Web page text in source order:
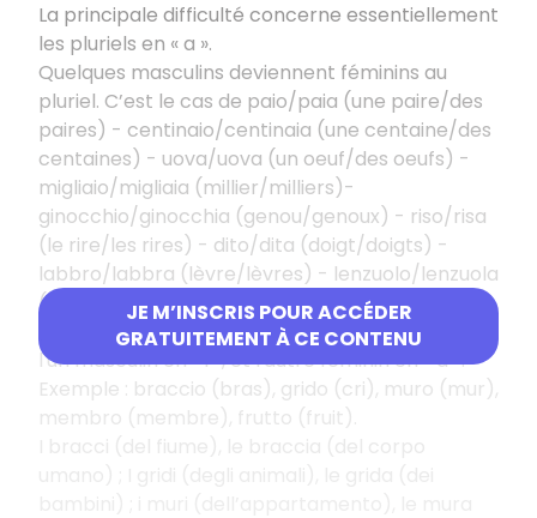
JE M’INSCRIS POUR ACCÉDER
GRATUITEMENT À CE CONTENU
La principale difficulté concerne essentiellement
les pluriels en « a ».
Quelques masculins deviennent féminins au
pluriel. C’est le cas de paio/paia (une paire/des
paires) - centinaio/centinaia (une centaine/des
centaines) - uova/uova (un oeuf/des oeufs) -
migliaio/migliaia (millier/milliers)-
ginocchio/ginocchia (genou/genoux) - riso/risa
(le rire/les rires) - dito/dita (doigt/doigts) -
labbro/labbra (lèvre/lèvres) - lenzuolo/lenzuola
(drap/draps)…
D’autres masculins peuvent avoir deux pluriels,
l'un masculin en « i », et l'autre féminin en « a ».
Exemple : braccio (bras), grido (cri), muro (mur),
membro (membre), frutto (fruit).